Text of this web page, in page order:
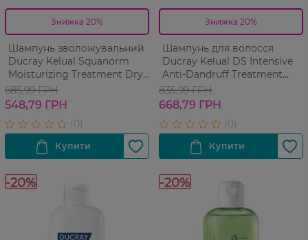
Знижка 20%
Шампунь зволожувальний
Ducray Kelual Squanorm
Moisturizing Treatment Dry
Dandruff проти сухої лупи
200 мл
685,99 ГРН
548,79 ГРН
Знижка 20%
Шампунь для волосся
Ducray Kelual DS Intensive
Anti-Dandruff Treatment
Shampoo Інтенсив проти
лупи 100 мл
835,99 ГРН
668,79 ГРН
-20% -20%